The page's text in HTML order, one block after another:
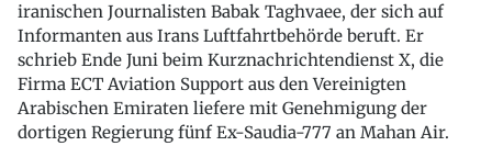
iranischen Journalisten Babak Taghvaee, der sich auf
Informanten aus Irans Luftfahrtbehörde beruft. Er
schrieb Ende Juni beim Kurznachrichtendienst X, die
Firma ECT Aviation Support aus den Vereinigten
Arabischen Emiraten liefere mit Genehmigung der
dortigen Regierung fünf Ex-Saudia-777 an Mahan Air.